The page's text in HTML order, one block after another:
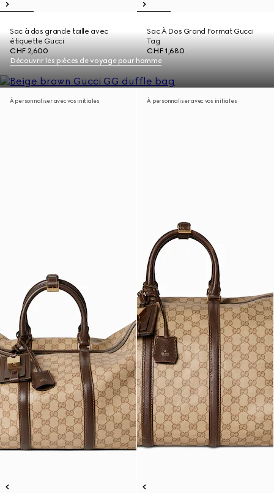
Sac à dos grande taille avec
étiquette Gucci
CHF 2,600
Sac À Dos Grand Format Gucci
Tag
CHF 1,680
Découvrir les pièces de voyage pour homme
À personnaliser avec vos initiales À personnaliser avec vos initiales